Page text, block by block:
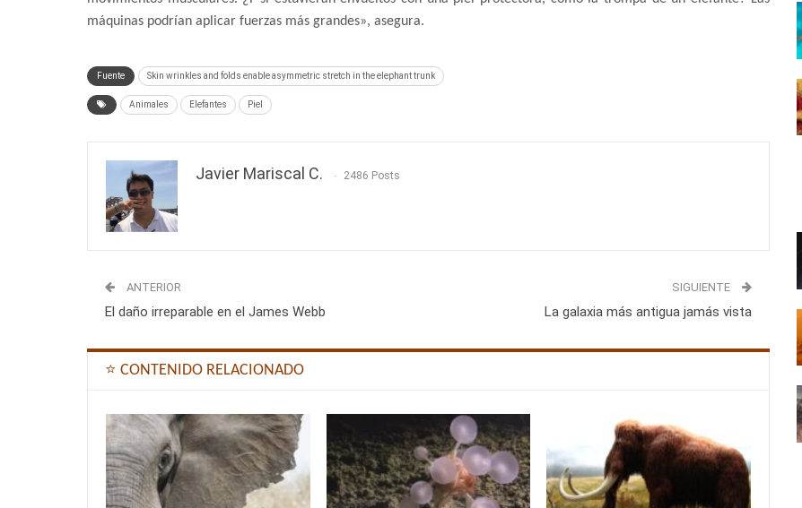
máquinas podrían aplicar fuerzas más grandes», asegura.
Fuente Skin wrinkles and folds enable asymmetric stretch in the elephant trunk
Animales Elefantes Piel
Javier Mariscal C. 2486 Posts
ANTERIOR
El daño irreparable en el James Webb
SIGUIENTE
La galaxia más antigua jamás vista
⭐ CONTENIDO RELACIONADO